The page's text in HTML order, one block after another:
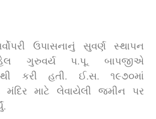
ઉપાસનાનું સુવર્ણ સ્થાપન
ગુરુવર્ય પ.પૂ. બાપજીએ
કરી હતી. ઈ.સ. ૧૯૭૦માં
મંદિર માટે લેવાયેલી જમીન પર